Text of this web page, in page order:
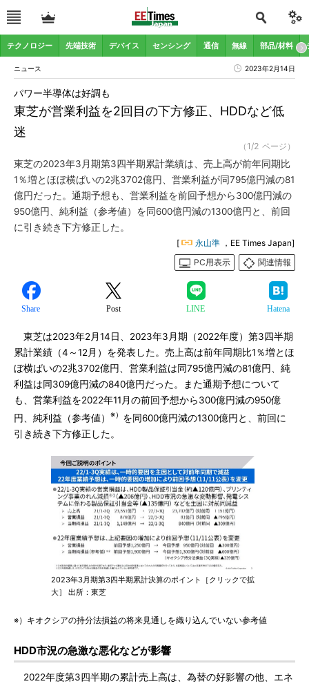
テクノロジー 先端技術 デバイス センシング 通信 無線 部品/材料
ニュース 2023年2月14日
東芝が営業利益を2回目の下方修正、HDDなど低
迷
パワー半導体は好調も
（1/2 ページ）
東芝の2023年3月期第3四半期累計業績は、売上高が前年同期比
1％増とほぼ横ばいの2兆3702億円、営業利益が同795億円減の81
億円だった。通期予想も、営業利益を前回予想から300億円減の
950億円、純利益（参考値）を同600億円減の1300億円と、前回
に引き続き下方修正した。
[ 永山準 ，EE Times Japan]
PC用表示
関連情報
Share Post LINE Hatena
東芝は2023年2月14日、2023年3月期（2022年度）第3四半期
累計業績（4～12月）を発表した。売上高は前年同期比1％増とほ
ぼ横ばいの2兆3702億円、営業利益は同795億円減の81億円、純
利益は同309億円減の840億円だった。また通期予想について
も、営業利益を2022年11月の前回予想から300億円減の950億
円、純利益（参考値） ※） を同600億円減の1300億円と、前回に
引き続き下方修正した。
2023年3月期第3四半期累計決算のポイント［クリックで拡
大］ 出所：東芝
※）キオクシアの持分法損益の将来見通しを織り込んでいない参考値
HDD市況の急激な悪化などが影響
2022年度第3四半期の累計売上高は、為替の好影響の他、エネ